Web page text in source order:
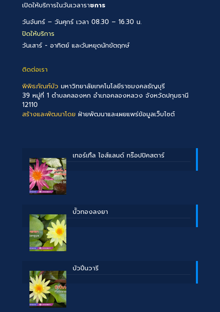
เปิดให้บริการในวันเวลาราชการ
วันจันทร์ – วันศุกร์ เวลา 08.30 – 16.30 น.
ปิดให้บริการ
วันเสาร์ - อาทิตย์ และวันหยุดนักขัตฤกษ์
ติดต่อเรา
พิพิธภัณฑ์บัว มหาวิทยาลัยเทคโนโลยีราชมงคลธัญบุรี
39 หมู่ที่ 1 ตำบลคลองหก อำเภอคลองหลวง จังหวัดปทุมธานี
12110
สร้างและพัฒนาโดย ฝ่ายพัฒนาและเผยแพร่ข้อมูลเว็บไซต์
เทอร์เทิ้ล ไอส์แลนด์ ทร๊อปปิคสตาร์
บััวทองลงยา
บัวปิ่นวารี